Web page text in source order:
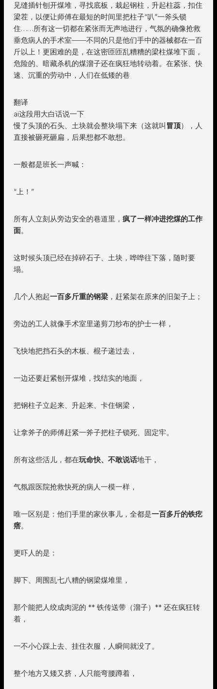
见缝插针刨开煤堆，寻找底板，栽起钢柱，升起柱蕊，扣住
梁茬，以便让师傅在最短的时间里把柱子“叭”一斧头锁
住……所有这一切都在紧张而无声地进行，气氛的确像抢救
垂危病人的手术室——不同的只是他们手中的器械都在一百
斤以上！更困难的是，在这密匝匝乱糟糟的梁柱煤堆下面，
危险的、暗藏杀机的煤溜子还在疯狂地转动着。在紧张、快
速、沉重的劳动中，人们在低矮的巷
翻译
ai这段用大白话说一下
慢了头顶的石头、土块就会整块塌下来（这就叫 冒顶），人
直接被砸死砸扁，后果想都不敢想。
一般都是班长一声喊：
“上！”
所有人立刻从旁边安全的巷道里， 疯了一样冲进挖煤的工作
面。
这时候头顶已经在掉碎石子、土块，哗哗往下落，随时要
塌。
几个人抱起一百多斤重的钢梁 ，赶紧架在原来的旧架子上；
旁边的工人就像手术室里递剪刀纱布的护士一样，
飞快地把挡石头的木板、棍子递过去，
一边还要赶紧刨开煤堆，找结实的地面，
把钢柱子立起来、升起来、卡住钢梁，
让拿斧子的师傅赶紧一斧子把柱子锁死、固定牢。
所有这些活儿，都在玩命快、不敢说话地干，
气氛跟医院抢救快死的病人一模一样，
唯一区别是：他们手里的家伙事儿，全都是一百多斤的铁疙
瘩。
更吓人的是：
脚下、周围乱七八糟的钢梁煤堆里，
那个能把人绞成肉泥的 ** 铁传送带（溜子）** 还在疯狂转
着，
一不小心踩上去、挂住衣服，人瞬间就没了。
整个地方又矮又挤，人只能弯腰蹲着，